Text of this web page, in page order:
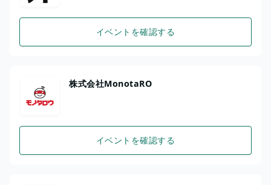
イベントを確認する
株式会社MonotaRO
イベントを確認する